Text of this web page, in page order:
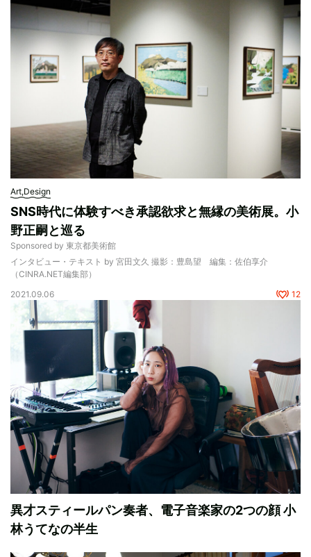
Art,Design
SNS時代に体験すべき承認欲求と無縁の美術展。小
野正嗣と巡る
Sponsored by 東京都美術館
インタビュー・テキスト by 宮田文久 撮影：豊島望 編集：佐伯享介
（CINRA.NET編集部）
2021.09.06
12
異才スティールパン奏者、電子音楽家の2つの顔 小
林うてなの半生